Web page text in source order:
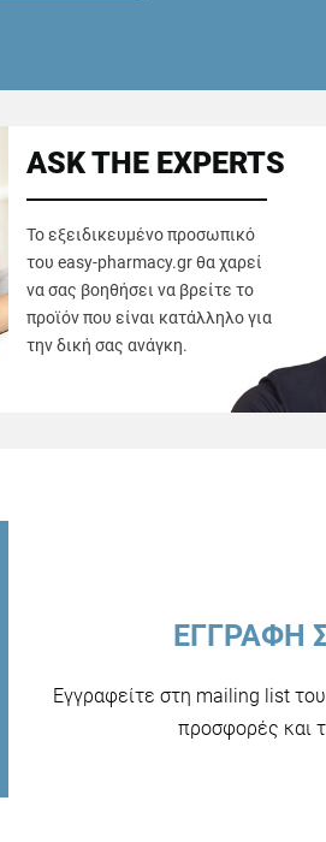
ASK THE EXPERTS
Το εξειδικευμένο προσωπικό
του easy-pharmacy.gr θα χαρεί
να σας βοηθήσει να βρείτε το
προϊόν που είναι κατάλληλο για
την δική σας ανάγκη.
ΕΓΓΡΑΦΗ
Εγγραφείτε στη mailing list
προσφορές και